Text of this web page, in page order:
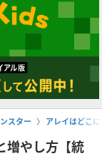
スター アレイはどこ
増やし方【統